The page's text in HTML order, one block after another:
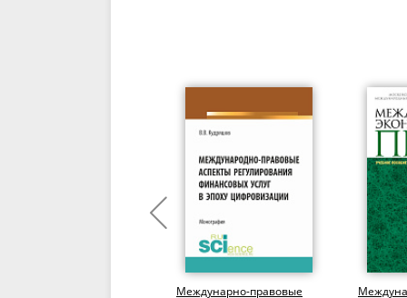
Междунарно-правовые